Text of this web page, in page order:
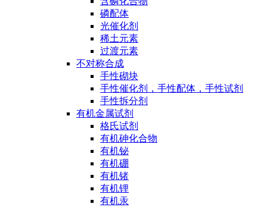
磷配体
光催化剂
稀土元素
过渡元素
不对称合成
手性砌块
手性催化剂，手性配体，手性试剂
手性拆分剂
有机金属试剂
格氏试剂
有机砷化合物
有机铋
有机硼
有机锗
有机锂
有机汞